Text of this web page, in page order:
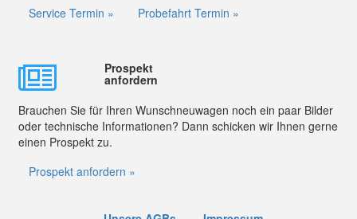
Service Termin »
Probefahrt Termin »
Prospekt
anfordern
Brauchen Sie für Ihren Wunschneuwagen noch ein paar Bilder
oder technische Informationen? Dann schicken wir Ihnen gerne
einen Prospekt zu.
Prospekt anfordern »